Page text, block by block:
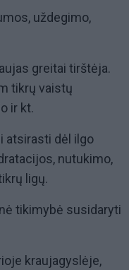
uždegimo,
greitai tirštėja.
tikrų vaistų
ir kt.
atsirasti dėl ilgo
nutukimo,
ligų.
tikimybė susidaryti
kraujagyslėje,